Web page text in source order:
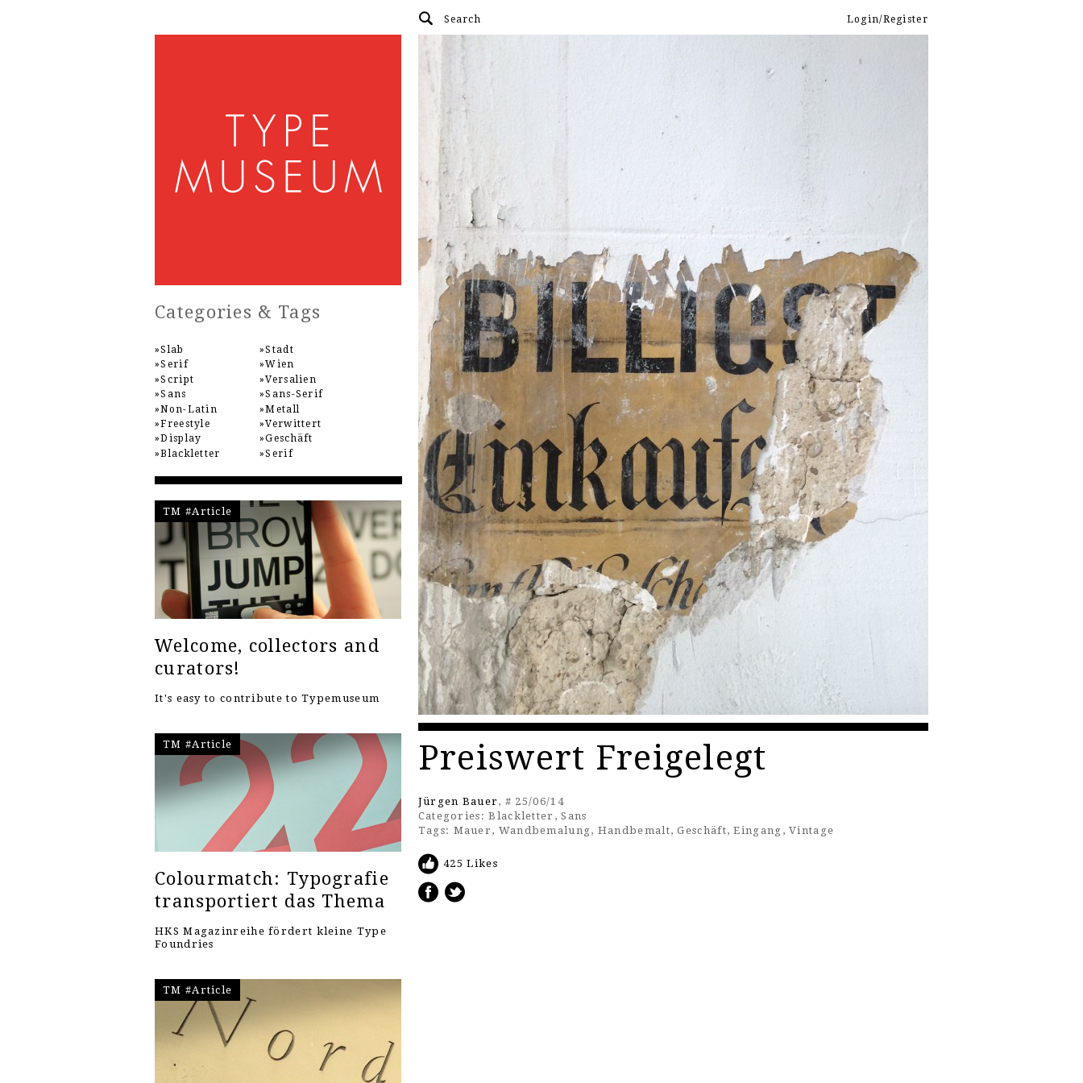
Login/Register
Preiswert Freigelegt
Jürgen Bauer, # 25/06/14
Categories: Blackletter ,Sans
Tags: Mauer , Wandbemalung, Handbemalt,Geschäft,Eingang ,Vintage
425 Likes
Categories & Tags
Slab
Serif
Script
Sans
Non-Latin
Freestyle
Display
Blackletter
Stadt
Wien
Versalien
Sans-Serif
Metall
Verwittert
Geschäft
Serif
TM #Article
Welcome, collectors and
curators!
It's easy to contribute to Typemuseum
TM #Article
Colourmatch: Typografie
transportiert das Thema
HKS Magazinreihe fördert kleine Type
Foundries
TM #Article